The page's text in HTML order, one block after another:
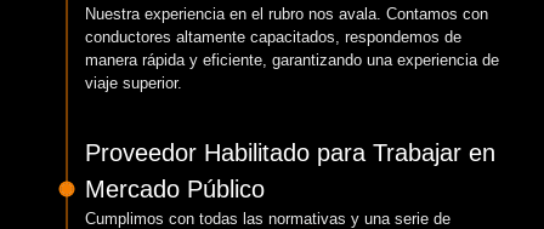
Nuestra experiencia en el rubro nos avala. Contamos con
conductores altamente capacitados, respondemos de
manera rápida y eficiente, garantizando una experiencia de
viaje superior.
Proveedor Habilitado para Trabajar en
Mercado Público
Cumplimos con todas las normativas y una serie de